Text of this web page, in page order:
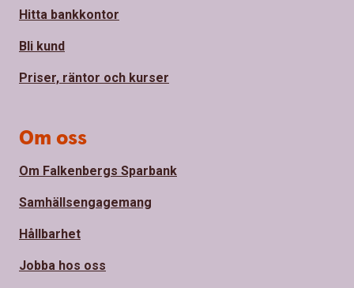
Hitta bankkontor
Bli kund
Priser, räntor och kurser
Om oss
Om Falkenbergs Sparbank
Samhällsengagemang
Hållbarhet
Jobba hos oss